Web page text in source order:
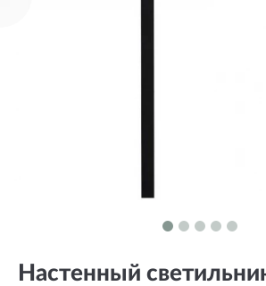
Настенный